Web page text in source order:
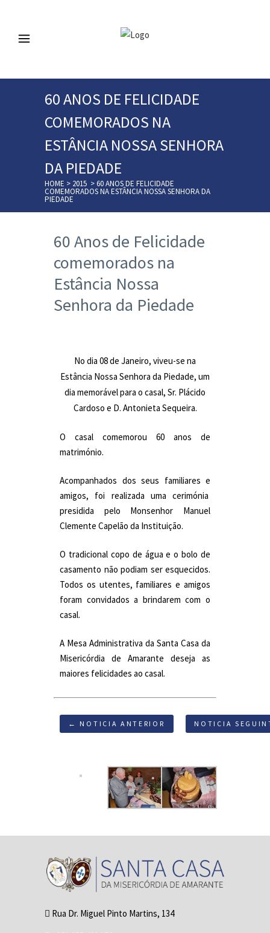
60 ANOS DE FELICIDADE
COMEMORADOS NA
ESTÂNCIA NOSSA SENHORA
DA PIEDADE
HOME > 2015 >60 ANOS DE FELICIDADE
COMEMORADOS NA ESTÂNCIA NOSSA SENHORA DA
PIEDADE
60 Anos de Felicidade
comemorados na
Estância Nossa
Senhora da Piedade
No dia 08 de Janeiro, viveu-se na
Estância Nossa Senhora da Piedade, um
dia memorável para o casal, Sr. Plácido
Cardoso e D. Antonieta Sequeira.
O casal comemorou 60 anos de
matrimónio.
Acompanhados dos seus familiares e
amigos, foi realizada uma cerimónia
presidida pelo Monsenhor Manuel
Clemente Capelão da Instituição.
O tradicional copo de água e o bolo de
casamento não podiam ser esquecidos.
Todos os utentes, familiares e amigos
foram convidados a brindarem com o
casal.
A Mesa Administrativa da Santa Casa da
Misericórdia de Amarante deseja as
maiores felicidades ao casal.
← NOTICIA ANTERIOR NOTICIA
Rua Dr. Miguel Pinto Martins, 134